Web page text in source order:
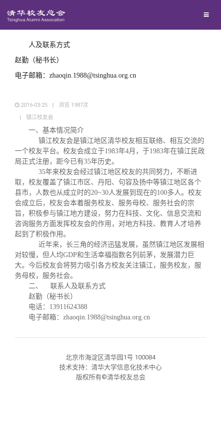
回馈母校
捐赠项目
捐赠新闻
捐赠纪事
捐赠方法
义工计划
媒体平台
《清华校友通讯》
《水木清华》
我要订阅
新媒体平台
百年清华
清华人物
清华故事
青春风采
校友文苑
校友讲坛
校友视界
校友服务
终身学习
信息化服务
三创大赛
实用信息
校友总会
总会简介
会长致辞
总会章程
理事会名单
联系我们
关闭
联系人及联系方式
赵勤（秘书长）
电子邮箱：zhaoqin.1988@tsinghua.org.cn
2016-03-25 | 浏览 1987次
|
镇江校友会
一、基本情况简介
镇江校友会是镇江地区清华校友相互联络、相互交流的
一个校友平台。校友会成立于1983年4月，于1983年在镇江民政
局正式注册，距今已有35年历史。
35年来校友会经过镇江地区校友的共同努力，不断进
取，校友覆盖了镇江市区、丹阳、句容及扬中等镇江地区各个
县市，人数也从成立时的20~30人发展到现在的100多人。校友
会成立后，校友会本着服务校友、服务母校、服务社会的宗
旨，积极参与镇江地方建设，努力在科技、文化、信息交流和
咨询服务方面发挥校友会的作用，对地方科技、教育人才培养
起到了积极作用。
近年来，长三角的经济迅猛发展，虽然镇江地区发展相
对较慢，但人均GDP和生活幸福指数名列前茅，发展潜力巨
大。今后校友会将努力吸引各方校友关注镇江，服务校友，服
务母校，服务社会。
二、 联系人及联系方式
赵勤（秘书长）
电话：13911624388
电子邮箱：zhaoqin.1988@tsinghua.org.cn
北京市海淀区清华园1号 100084
技术支持：清华大学信息化技术中心
版权所有©清华校友总会